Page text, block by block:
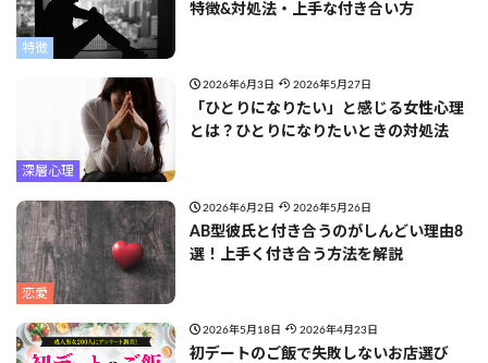
特徴
特徴&対処法・上手な付き合い方
深層心理
2026年6月3日 2026年5月27日
「ひとりになりたい」と感じる女性心理
とは？ひとりになりたいときの対処法
恋愛
2026年6月2日 2026年5月26日
AB型彼氏と付き合うのがしんどい理由8
選！上手く付き合う方法を解説
2026年5月18日 2026年4月23日
初デートのご飯で失敗しないお店選び